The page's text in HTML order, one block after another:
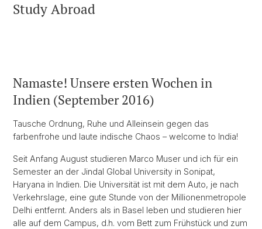
Study Abroad
Namaste! Unsere ersten Wochen in
Indien (September 2016)
Tausche Ordnung, Ruhe und Alleinsein gegen das
farbenfrohe und laute indische Chaos – welcome to India!
Seit Anfang August studieren Marco Muser und ich für ein
Semester an der Jindal Global University in Sonipat,
Haryana in Indien. Die Universität ist mit dem Auto, je nach
Verkehrslage, eine gute Stunde von der Millionenmetropole
Delhi entfernt. Anders als in Basel leben und studieren hier
alle auf dem Campus, d.h. vom Bett zum Frühstück und zum